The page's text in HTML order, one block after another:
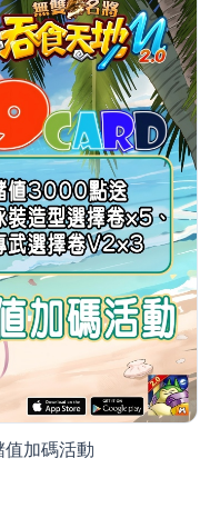
值加碼活動